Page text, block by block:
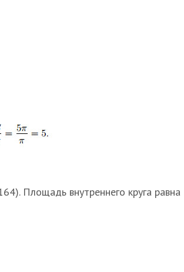
Площадь внутреннего круга равна